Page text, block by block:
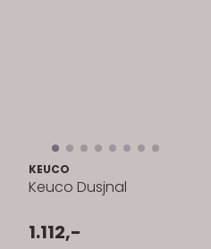
KEUCO
Keuco Dusjnal
1.112,-